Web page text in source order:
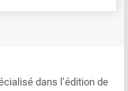
dans l’édition de